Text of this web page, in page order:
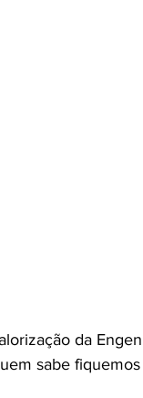
da
sabe